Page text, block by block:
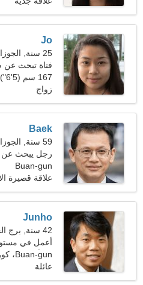
Jo
25 سنة, الجوزاء
فتاة تبحث عن
(116 رطلا)زواج
Baek
59 سنة, الجوزاء
رجل يبحث عن
49-57
Buan-gun
علاقة قصيرة
Junho
42 سنة, برج الجدي
أعمل في
امرأة استثنائية
Buan-gun، كوريا الجنوبية
عائلة